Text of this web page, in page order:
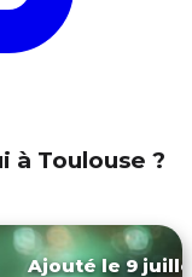
à Toulouse ?
Ajouté le 9